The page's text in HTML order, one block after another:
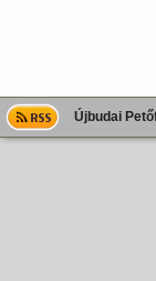
Újbudai